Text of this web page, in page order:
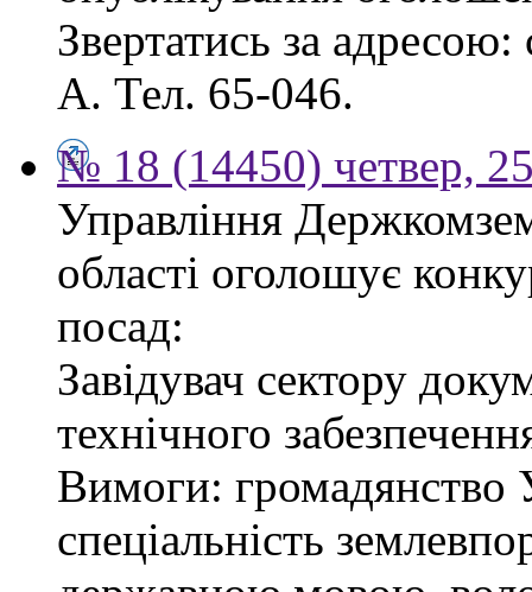
Звертатись за адресою:
А. Тел. 65-046.
№ 18 (14450) четвер,
Управління
області оголошує
посад:
Завідувач сектору
технічного
Вимоги: громадянство
спеціальність